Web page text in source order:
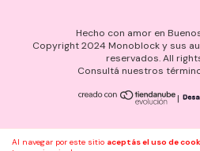
Al navegar por este sitio aceptás el uso de
Hecho con amor en
Copyright 2024 Monoblock y sus
reservados. All
Consultá nuestros
|